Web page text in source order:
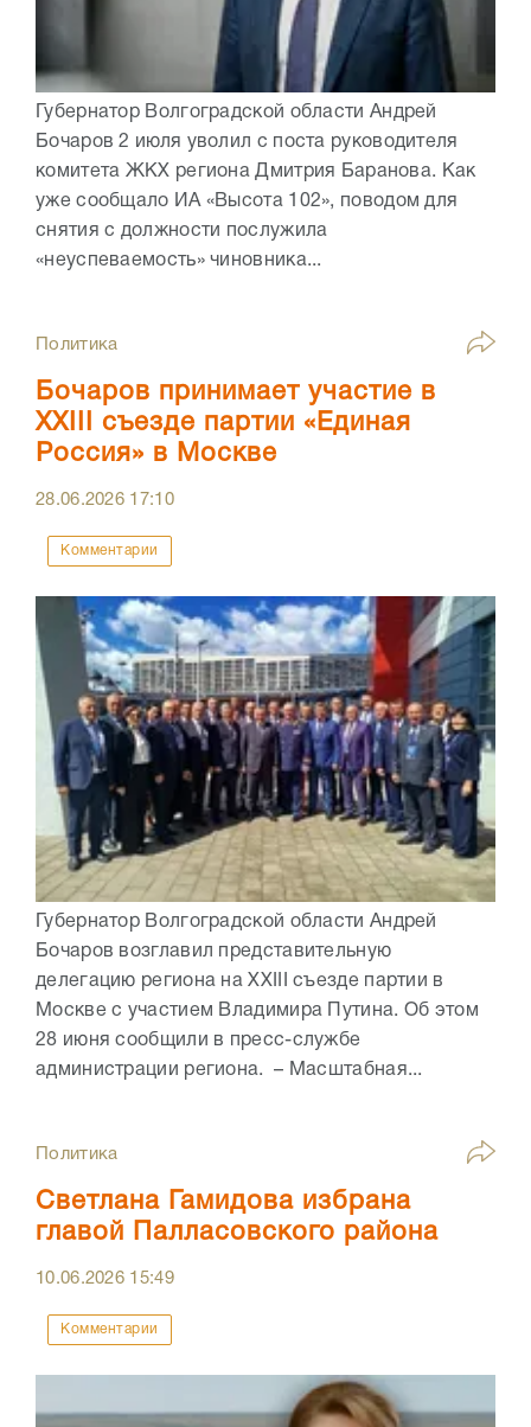
Губернатор Волгоградской области Андрей
Бочаров 2 июля уволил с поста руководителя
комитета ЖКХ региона Дмитрия Баранова. Как
уже сообщало ИА «Высота 102», поводом для
снятия с должности послужила
«неуспеваемость» чиновника...
Политика
Бочаров принимает участие в
XXIII съезде партии «Единая
Россия» в Москве
28.06.2026 17:10
Комментарии
Губернатор Волгоградской области Андрей
Бочаров возглавил представительную
делегацию региона на XXIII съезде партии в
Москве с участием Владимира Путина. Об этом
28 июня сообщили в пресс-службе
администрации региона. – Масштабная...
Политика
Светлана Гамидова избрана
главой Палласовского района
10.06.2026 15:49
Комментарии